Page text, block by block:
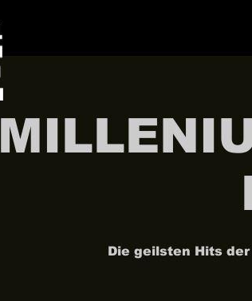
Die geilsten Hits